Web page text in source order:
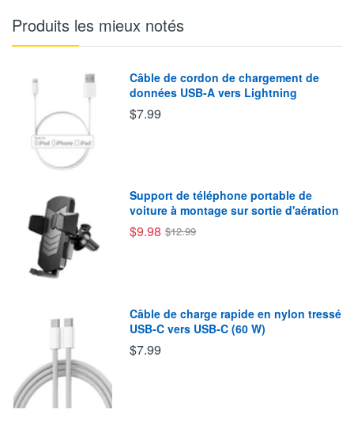
Produits les mieux notés
Câble de cordon de chargement de
données USB-A vers Lightning
$7.99
Support de téléphone portable de
voiture à montage sur sortie d'aération
$9.98 $12.99
Câble de charge rapide en nylon tressé
USB-C vers USB-C (60 W)
$7.99